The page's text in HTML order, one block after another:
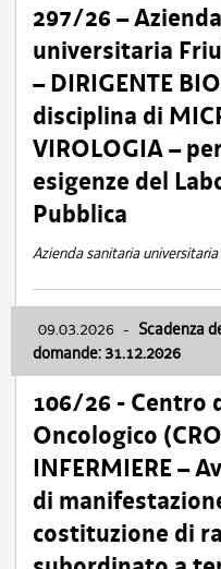
297/26 –
universitaria
– DIRIGENTE
disciplina di
VIROLOGIA –
esigenze del
Pubblica
Azienda sanitaria
09.03.2026 - Scadenza
domande: 31.12.2026
106/26 - Centro
Oncologico
INFERMIERE –
di
costituzione di